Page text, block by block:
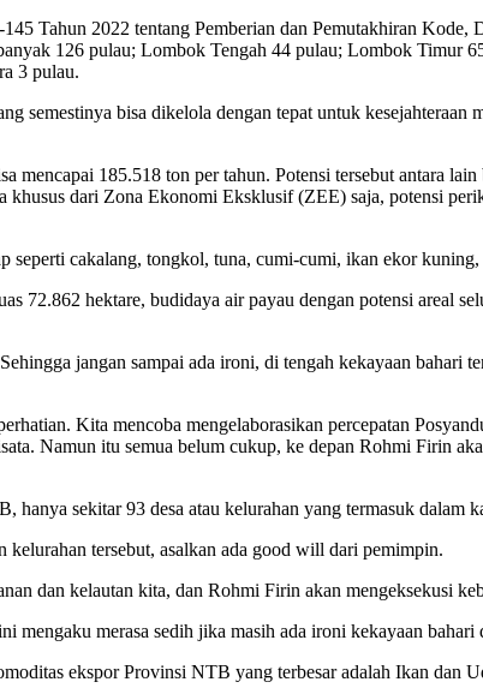
Tahun 2022 tentang Pemberian dan Pemutakhiran Kode,
126 pulau; Lombok Tengah 44 pulau; Lombok Timur
3 pulau.
semestinya bisa dikelola dengan tepat untuk kesejahteraan
185.518 ton per tahun. Potensi tersebut antara lain
khusus dari Zona Ekonomi Eksklusif (ZEE) saja, potensi
cakalang, tongkol, tuna, cumi-cumi, ikan ekor
72.862 hektare, budidaya air payau dengan potensi areal
jangan sampai ada ironi, di tengah kekayaan bahari
Kita mencoba mengelaborasikan percepatan
Namun itu semua belum cukup, ke depan Rohmi Firin
sekitar 93 desa atau kelurahan yang termasuk dalam
tersebut, asalkan ada good will dari pemimpin.
dan kelautan kita, dan Rohmi Firin akan mengeksekusi
merasa sedih jika masih ada ironi kekayaan bahari
ekspor Provinsi NTB yang terbesar adalah Ikan dan